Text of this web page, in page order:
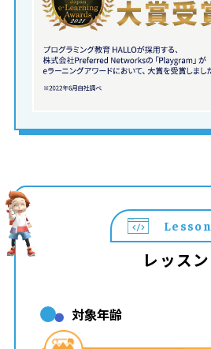
Lesson
レッスン
対象年齢